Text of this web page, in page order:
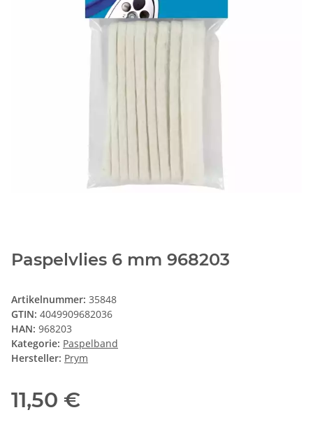
Paspelvlies 6 mm 968203
Artikelnummer: 35848
GTIN: 4049909682036
HAN: 968203
Kategorie: Paspelband
Hersteller: Prym
11,50 €